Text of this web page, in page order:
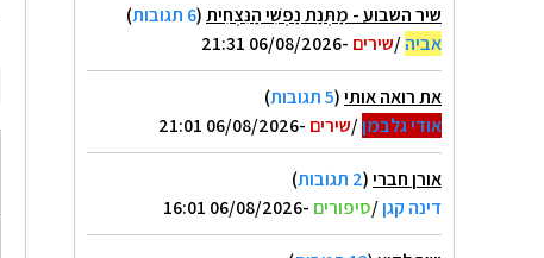
שיר השבוע - מַתְּנַת נַפְשִׁי הַנִּצְחִית(6 תגובות
)
אביה/שירים -06/08/2026 21:31
את רואה אותי(5 תגובות
)
אודי גלבמן/שירים -06/08/2026 21:01
אורן חברי(2 תגובות
)
דינה קגן/סיפורים -06/08/2026 16:01